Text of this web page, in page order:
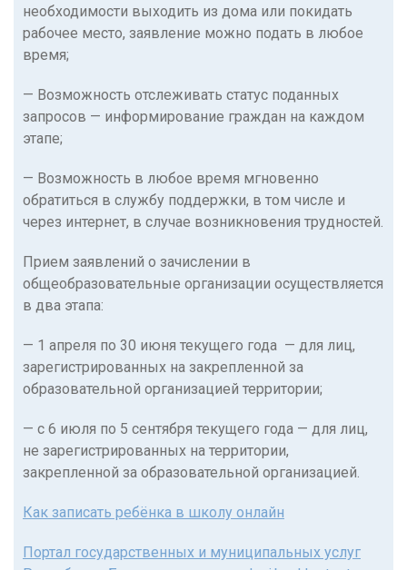
необходимости выходить из дома или покидать
рабочее место, заявление можно подать в любое
время;
— Возможность отслеживать статус поданных
запросов — информирование граждан на каждом
этапе;
— Возможность в любое время мгновенно
обратиться в службу поддержки, в том числе и
через интернет, в случае возникновения трудностей.
Прием заявлений о зачислении в
общеобразовательные организации осуществляется
в два этапа:
— 1 апреля по 30 июня текущего года — для лиц,
зарегистрированных на закрепленной за
образовательной организацией территории;
— с 6 июля по 5 сентября текущего года — для лиц,
не зарегистрированных на территории,
закрепленной за образовательной организацией.
Как записать ребёнка в школу онлайн
Портал государственных и муниципальных услуг